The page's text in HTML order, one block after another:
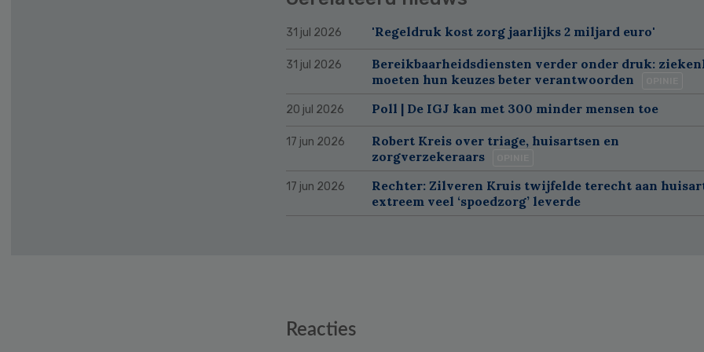
31 jul 2026 'Regeldruk kost zorg jaarlijks 2 miljard euro'
31 jul 2026
Bereikbaarheidsdiensten verder onder druk:
moeten hun keuzes beter verantwoorden
20 jul 2026 Poll | De IGJ kan met 300 minder mensen toe
17 jun 2026
Robert Kreis over triage, huisartsen en
zorgverzekeraars
17 jun 2026
Rechter: Zilveren Kruis twijfelde terecht aan
extreem veel ‘spoedzorg’ leverde
Reacties